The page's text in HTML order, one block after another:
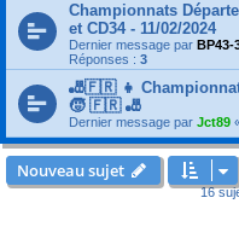
Championnats
et CD34 - 11/02/2024
Dernier message par BP43-
Réponses : 3
🎳🇫🇷 👧
🧒 🇫🇷 🎳
Dernier message par Jct89
Nouveau sujet
16